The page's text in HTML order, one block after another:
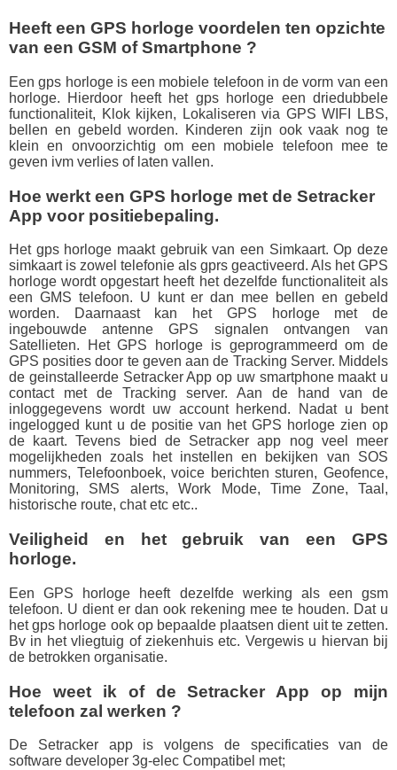
Heeft een GPS horloge voordelen ten opzichte
van een GSM of Smartphone ?
Een gps horloge is een mobiele telefoon in de vorm van een
horloge. Hierdoor heeft het gps horloge een driedubbele
functionaliteit, Klok kijken, Lokaliseren via GPS WIFI LBS,
bellen en gebeld worden. Kinderen zijn ook vaak nog te
klein en onvoorzichtig om een mobiele telefoon mee te
geven ivm verlies of laten vallen.
Hoe werkt een GPS horloge met de Setracker
App voor positiebepaling.
Het gps horloge maakt gebruik van een Simkaart. Op deze
simkaart is zowel telefonie als gprs geactiveerd. Als het GPS
horloge wordt opgestart heeft het dezelfde functionaliteit als
een GMS telefoon. U kunt er dan mee bellen en gebeld
worden. Daarnaast kan het GPS horloge met de
ingebouwde antenne GPS signalen ontvangen van
Satellieten. Het GPS horloge is geprogrammeerd om de
GPS posities door te geven aan de Tracking Server. Middels
de geinstalleerde Setracker App op uw smartphone maakt u
contact met de Tracking server. Aan de hand van de
inloggegevens wordt uw account herkend. Nadat u bent
ingelogged kunt u de positie van het GPS horloge zien op
de kaart. Tevens bied de Setracker app nog veel meer
mogelijkheden zoals het instellen en bekijken van SOS
nummers, Telefoonboek, voice berichten sturen, Geofence,
Monitoring, SMS alerts, Work Mode, Time Zone, Taal,
historische route, chat etc etc..
Veiligheid en het gebruik van een GPS
horloge.
Een GPS horloge heeft dezelfde werking als een gsm
telefoon. U dient er dan ook rekening mee te houden. Dat u
het gps horloge ook op bepaalde plaatsen dient uit te zetten.
Bv in het vliegtuig of ziekenhuis etc. Vergewis u hiervan bij
de betrokken organisatie.
Hoe weet ik of de Setracker App op mijn
telefoon zal werken ?
De Setracker app is volgens de specificaties van de
software developer 3g-elec Compatibel met;